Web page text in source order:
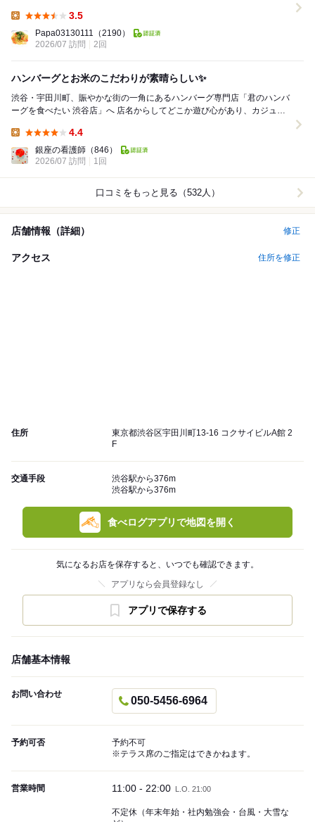
3.5
Papa03130111 （2190）
2026/07 訪問
2回
ハンバーグとお米のこだわりが素晴らしい✨
渋谷・宇田川町、賑やかな街の一角にあるハンバーグ専門店「君のハンバ
ーグを食べたい 渋谷店」へ 店名からしてどこか遊び心があり、カジュア
4.4
銀座の看護師 （846）
2026/07 訪問
1回
口コミをもっと見る（532人）
店舗情報（詳細） 修正
アクセス 住所を修正
住所
東京都渋谷区宇田川町13-16 コクサイビルA館 2
F
交通手段
渋谷駅から376m
渋谷駅から376m
食べログアプリで地図を開く
気になるお店を保存すると、いつでも確認できます。
アプリなら会員登録なし
アプリで保存する
店舗基本情報
お問い合わせ
050-5456-6964
予約可否
予約不可
※テラス席のご指定はできかねます。
営業時間 11:00 - 22:00 L.O. 21:00
不定休（年末年始・社内勉強会・台風・大雪な